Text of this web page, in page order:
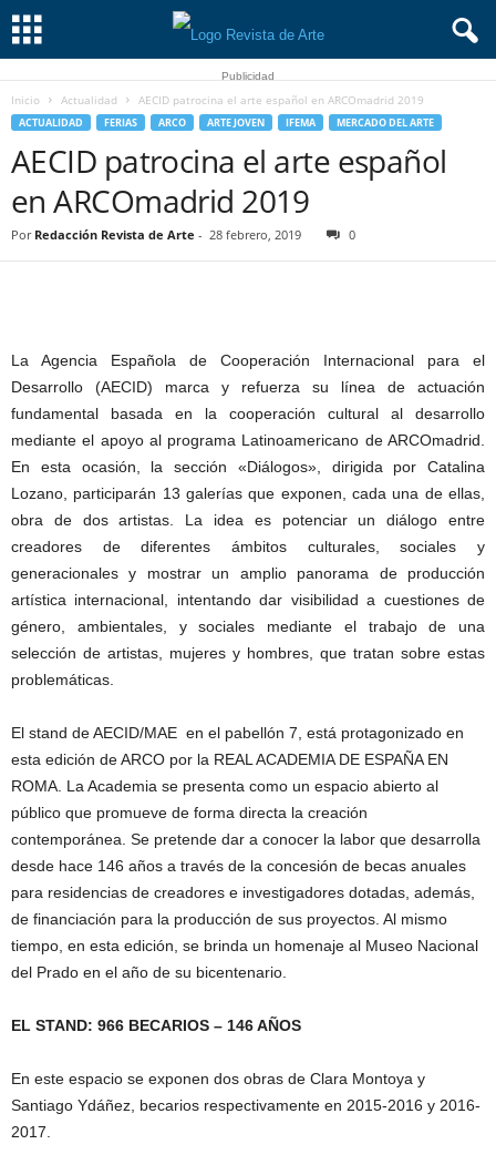
Publicidad
Inicio Actualidad AECID patrocina el arte español en ARCOmadrid 2019
ACTUALIDAD FERIAS ARCO ARTE JOVEN IFEMA MERCADO DEL ARTE
AECID patrocina el arte español
en ARCOmadrid 2019
Por Redacción Revista de Arte - 28 febrero, 2019 0
La Agencia Española de Cooperación Internacional para el
Desarrollo (AECID) marca y refuerza su línea de actuación
fundamental basada en la cooperación cultural al desarrollo
mediante el apoyo al programa Latinoamericano de ARCOmadrid.
En esta ocasión, la sección «Diálogos», dirigida por Catalina
Lozano, participarán 13 galerías que exponen, cada una de ellas,
obra de dos artistas. La idea es potenciar un diálogo entre
creadores de diferentes ámbitos culturales, sociales y
generacionales y mostrar un amplio panorama de producción
artística internacional, intentando dar visibilidad a cuestiones de
género, ambientales, y sociales mediante el trabajo de una
selección de artistas, mujeres y hombres, que tratan sobre estas
problemáticas.
El stand de AECID/MAE en el pabellón 7, está protagonizado en
esta edición de ARCO por la REAL ACADEMIA DE ESPAÑA EN
ROMA. La Academia se presenta como un espacio abierto al
público que promueve de forma directa la creación
contemporánea. Se pretende dar a conocer la labor que desarrolla
desde hace 146 años a través de la concesión de becas anuales
para residencias de creadores e investigadores dotadas, además,
de financiación para la producción de sus proyectos. Al mismo
tiempo, en esta edición, se brinda un homenaje al Museo Nacional
del Prado en el año de su bicentenario.
EL STAND: 966 BECARIOS – 146 AÑOS
En este espacio se exponen dos obras de Clara Montoya y
Santiago Ydáñez, becarios respectivamente en 2015-2016 y 2016-
2017.